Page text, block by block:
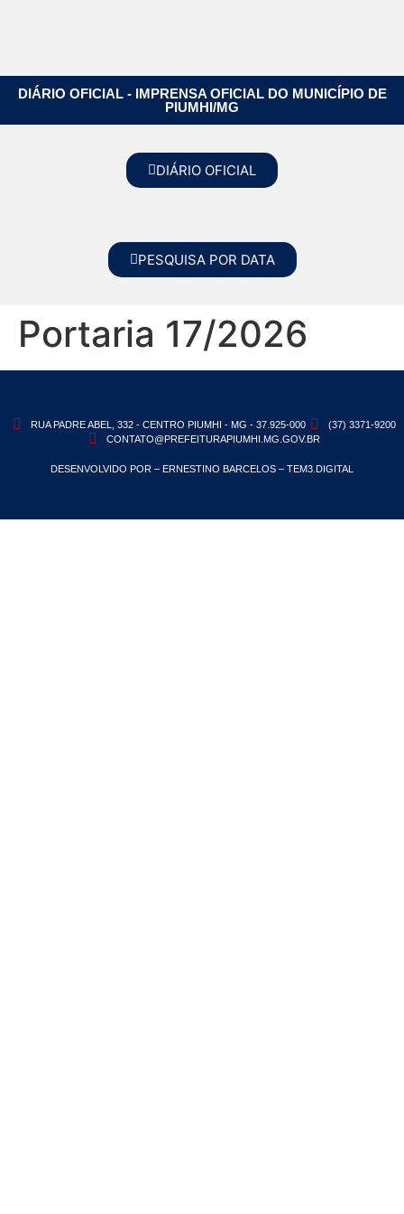
DIÁRIO OFICIAL - IMPRENSA OFICIAL DO MUNICÍPIO DE
PIUMHI/MG
DIÁRIO OFICIAL
PESQUISA POR DATA
Portaria 17/2026
RUA PADRE ABEL, 332 - CENTRO PIUMHI - MG - 37.925-000
(37) 3371-9200
CONTATO@PREFEITURAPIUMHI.MG.GOV.BR
DESENVOLVIDO POR – ERNESTINO BARCELOS – TEM3.DIGITAL